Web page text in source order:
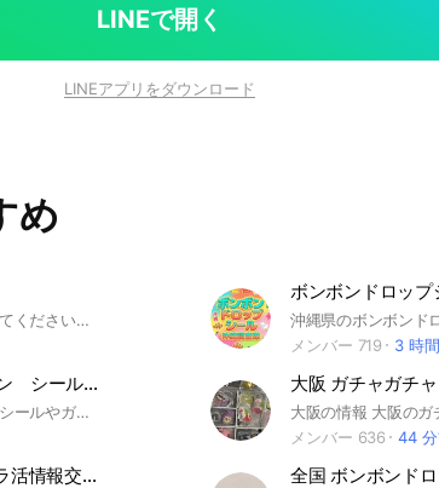
西宮 #尼崎 #淡路島
LINEで開く
LINEアプリをダウンロード
め
人数確認の為入ったら挨拶してください！ 店員❌ #ボンドロ#ボンボンドロップシール#シル活#シール#香川
メンバー 719
3 時
滋賀 京都 ガチャメイン シールと食玩OK 情報共有
今流行りのボンボンドロップシールやガチャ、食玩の情報共有をお願いします。 管理人の自分が一番足を使って情報提供を心がけます！
メンバー 636
44
岡山&倉敷 ゆるゆるキャラ活情報交換🩷